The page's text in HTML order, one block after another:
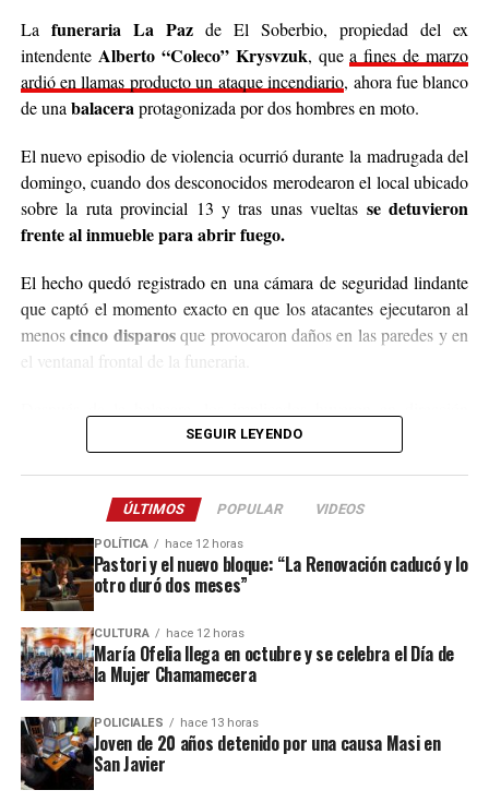
Cabe destacar que para mediados de mayo será la
entrega de donaciones y tienen planificado realizar ollas
populares de arroz con pollo, por lo que también
recibirán donaciones de alimentos no perecederos.
Para comunicarse con el organizador de la iniciativa,
podrán enviar mensajes, audios o realizar llamadas al
3764140551
o a través de Instagram
@agustin_pineiroo
La funeraria La Pazde El Soberbio, propiedad del ex
intendente Alberto “Coleco” Krysvzuk, quea fines de marzo
ardió en llamas producto un ataque incendiario, ahora fue blanco
de unabalaceraprotagonizada por dos hombres en moto.
El nuevo episodio de violencia ocurrió durante la madrugada del
domingo, cuando dos desconocidos merodearon el local ubicado
sobre la ruta provincial 13 y tras unas vueltas se detuvieron
frente al inmueble para abrir fuego.
El hecho quedó registrado en una cámara de seguridad lindante
que captó el momento exacto en que los atacantes ejecutaron al
menoscinco disparosque provocaron daños en las paredes y en
el ventanal frontal de la funeraria.
hacia el acceso a El Soberbio y en el lugar intervino el personal
Este ataque se suma a otros tantos episodios similares registrados
recientemente en contra de comercios o propiedades vinculadas a
Coleco, ex intendente de El Soberbio que en 2013 fue destituido
del cargo por acusaciones de
asociación ilícita.
En el listado de hechos recientes figuran un incendio de cabañas
en el complejoTío Colecoa fines de la semana pasada y otro
ataque similar a la funeraria ahora baleada en a fines de marzo.
Todos los episodios son investigados por el personal de la
SEGUIR LEYENDO
ÚLTIMOS POPULAR VIDEOS
POLÍTICA hace 12 horas
Pastori y el nuevo bloque: “La Renovación caducó y lo
otro duró dos meses”
CULTURA hace 12 horas
María Ofelia llega en octubre y se celebra el Día de
la Mujer Chamamecera
POLICIALES hace 13 horas
Joven de 20 años detenido por una causa Masi en
San Javier